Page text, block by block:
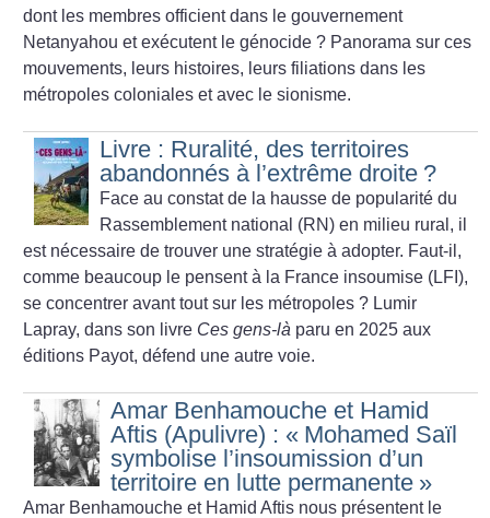
dont les membres officient dans le gouvernement
Netanyahou et exécutent le génocide ? Panorama sur ces
mouvements, leurs histoires, leurs filiations dans les
métropoles coloniales et avec le sionisme.
Livre : Ruralité, des territoires
abandonnés à l’extrême droite ?
Face au constat de la hausse de popularité du
Rassemblement national (RN) en milieu rural, il
est nécessaire de trouver une stratégie à adopter. Faut-il,
comme beaucoup le pensent à la France insoumise (LFI),
se concentrer avant tout sur les métropoles ? Lumir
Lapray, dans son livre Ces gens-là paru en 2025 aux
éditions Payot, défend une autre voie.
Amar Benhamouche et Hamid
Aftis (Apulivre) : « Mohamed Saïl
symbolise l’insoumission d’un
territoire en lutte permanente »
Amar Benhamouche et Hamid Aftis nous présentent le